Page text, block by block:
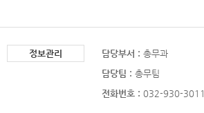
정보관리 담당부서 : 총무과
담당팀 : 총무팀
전화번호 : 032-930-3011